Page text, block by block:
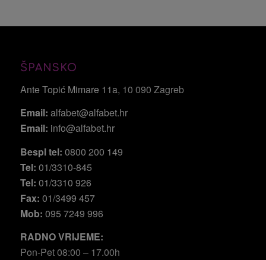
ŠPANSKO
Ante Topić Mimare 11a, 10 090 Zagreb
Email: alfabet@alfabet.hr
Email: info@alfabet.hr
Bespl tel: 0800 200 149
Tel: 01/3310-845
Tel: 01/3310 926
Fax: 01/3499 457
Mob: 095 7249 996
RADNO VRIJEME:
Pon-Pet 08:00 – 17.00h